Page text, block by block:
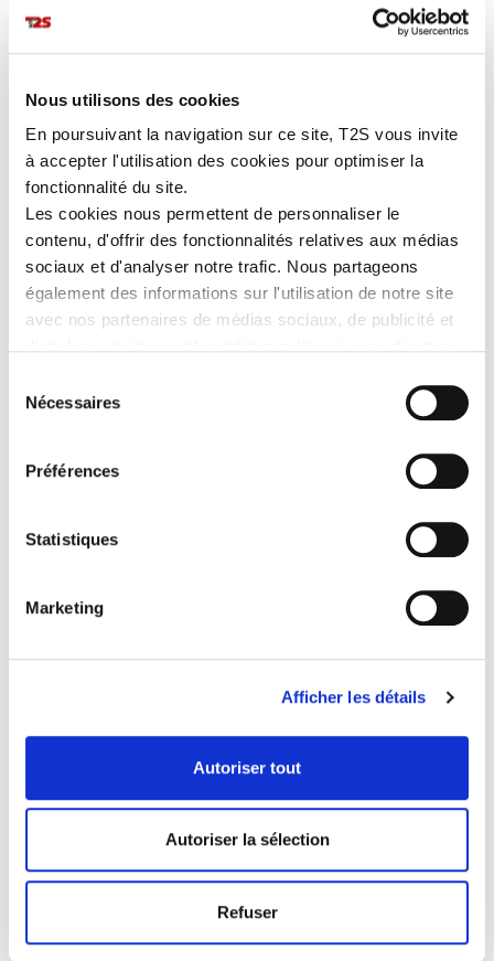
Nous utilisons des cookies
En poursuivant la navigation sur ce site, T2S vous invite
à accepter l'utilisation des cookies pour optimiser la
fonctionnalité du site.
Les cookies nous permettent de personnaliser le
contenu, d'offrir des fonctionnalités relatives aux médias
sociaux et d'analyser notre trafic. Nous partageons
également des informations sur l'utilisation de notre site
avec nos partenaires de médias sociaux, de publicité et
collectées lors de votre utilisation de leurs services.
Nécessaires
Préférences
Statistiques
Marketing
Afficher les détails
Autoriser tout
Autoriser la sélection
Refuser
A VOIR ÉGALEMENT
STATION DE BASE
AVERTISSEUR
ALLUME-CIGARE ANTENNE